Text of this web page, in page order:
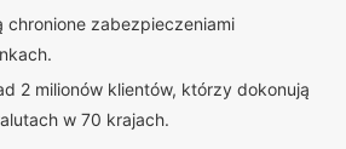
chronione zabezpieczeniami
2 milionów klientów, którzy dokonują
w 70 krajach.